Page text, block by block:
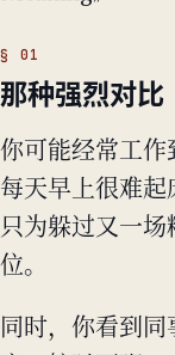
那种强烈对比
你可能经常工作
每天早上很难起
只为躲过又一
位。
同时，你看到